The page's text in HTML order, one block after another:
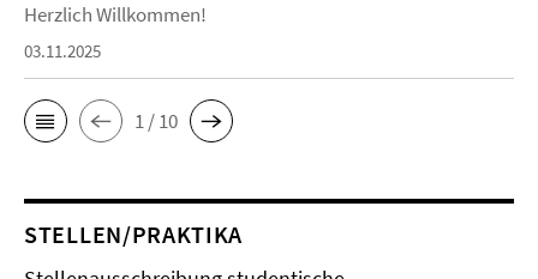
Herzlich Willkommen!
03.11.2025
1 / 10
STELLEN/PRAKTIKA